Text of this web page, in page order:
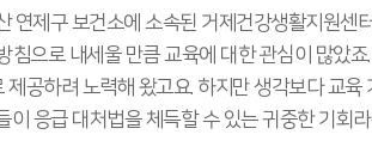
연제구 보건소에 소속된 거제건강생활지원센
침으로 내세울 만큼 교육에 대한 관심이 많았
제공하려 노력해 왔고요. 하지만 생각보다 교
이 응급 대처법을 체득할 수 있는 귀중한 기회